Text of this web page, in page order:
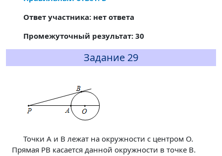
Ответ участника: нет ответа
Промежуточный результат: 30
Задание 29
Точки A и B лежат на окружности с центром O.
Прямая PB касается данной окружности в точке B.